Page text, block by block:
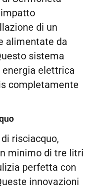
di un
alimentate da
sistema
elettrica
completamente
risciacquo,
minimo di tre litri
perfetta con
innovazioni